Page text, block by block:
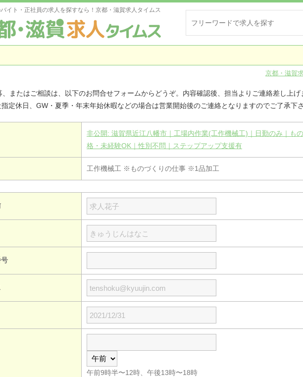
イト・正社員の求人を探すなら！京都・滋賀求人タイムス
京都・滋賀
またはご相談は、以下のお問合せフォームからどうぞ。内容確認後、担当よりご連絡差し上げ
定休日、GW・夏季・年末年始休暇などの場合は営業開始後のご連絡となりますのでご了承下さ
非公開: 滋賀県近江八幡市｜工場内作業(工作機械工)｜日勤のみ｜も
格・未経験OK｜性別不問｜ステップアップ支援有
工作機械工 ※ものづくりの仕事 ※1品加工
午前9時半〜12時、午後13時〜18時